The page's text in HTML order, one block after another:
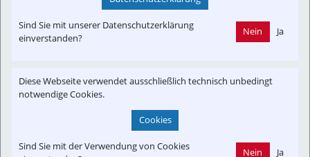
Interessensgruppen
Themenbereiche
Strecken-Portrait
Sind Sie mit unserer Datenschutzerklärung
einverstanden?
Nein Ja
Diese Webseite verwendet ausschließlich technisch unbedingt
notwendige Cookies.
Cookies
Sind Sie mit der Verwendung von Cookies
Nein Ja